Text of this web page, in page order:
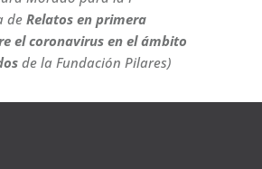
de Relatos en primera
el coronavirus en el ámbito
de la Fundación Pilares)